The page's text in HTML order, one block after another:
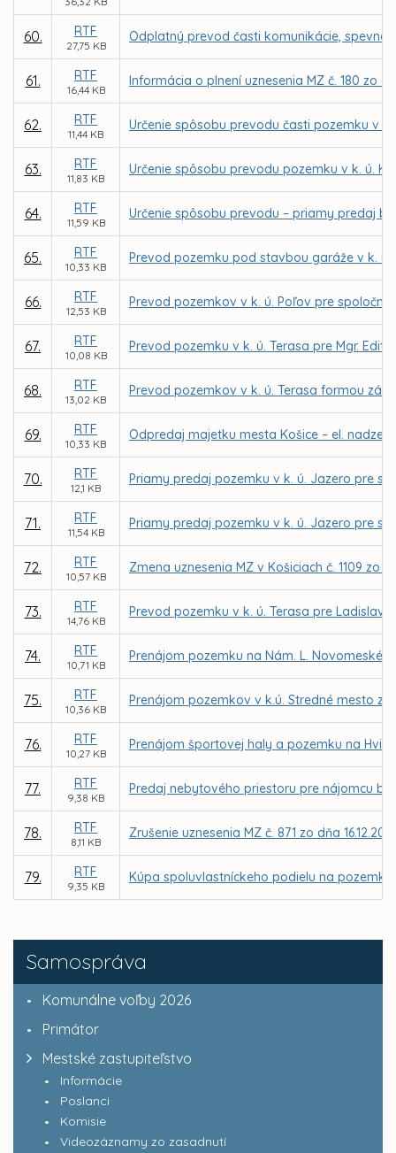
Samospráva
Komunálne voľby 2026
Primátor
Mestské zastupiteľstvo
Informácie
Poslanci
Komisie
Videozáznamy zo zasadnutí
60. RTF
27,75 KB
Odplatný prevod časti komunikácie,
61. RTF
16,44 KB
Informácia o plnení uznesenia MZ č. 180 zo
62. RTF
11,44 KB
Určenie spôsobu prevodu časti pozemku v
63. RTF
11,83 KB
Určenie spôsobu prevodu pozemku v k. ú.
64. RTF
11,59 KB
Určenie spôsobu prevodu – priamy predaj
65. RTF
10,33 KB
Prevod pozemku pod stavbou garáže v k. ú.
66. RTF
12,53 KB
Prevod pozemkov v k. ú. Poľov pre
67. RTF
10,08 KB
Prevod pozemku v k. ú. Terasa pre Mgr.
68. RTF
13,02 KB
Prevod pozemkov v k. ú. Terasa formou
69. RTF
10,33 KB
Odpredaj majetku mesta Košice – el.
70. RTF
12,1 KB
Priamy predaj pozemku v k. ú. Jazero pre
71. RTF
11,54 KB
Priamy predaj pozemku v k. ú. Jazero pre
72. RTF
10,57 KB
Zmena uznesenia MZ v Košiciach č. 1109 zo
73. RTF
14,76 KB
Prevod pozemku v k. ú. Terasa pre
74. RTF
10,71 KB
Prenájom pozemku na Nám. L.
75. RTF
10,36 KB
Prenájom pozemkov v k.ú. Stredné mesto
76. RTF
10,27 KB
Prenájom športovej haly a pozemku na
77. RTF
9,38 KB
Predaj nebytového priestoru pre nájomcu
78. RTF
8,11 KB
Zrušenie uznesenia MZ č. 871 zo dňa
79. RTF
9,35 KB
Kúpa spoluvlastníckeho podielu na pozemku,